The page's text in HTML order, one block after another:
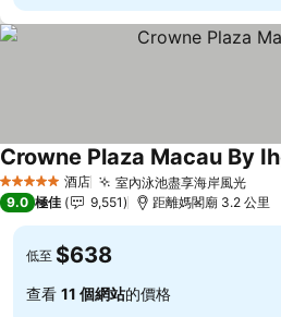
5 星級 酒店 室內泳池盡享海岸風光
Crowne Plaza Macau By
9.0 極佳 9,551 距離媽閣廟 3.2 公里
低至 $638
查看 11 個網站的價格